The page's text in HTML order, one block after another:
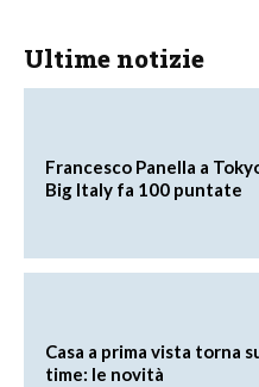
Ultime notizie
Francesco Panella a
Big Italy fa 100 puntate
Casa a prima vista torna
time: le novità